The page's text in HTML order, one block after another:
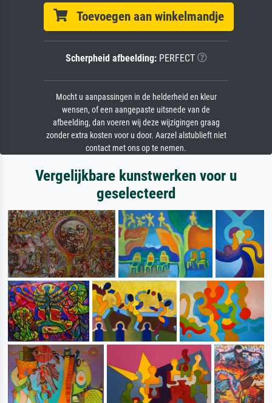
Toevoegen aan winkelmandje
Scherpheid afbeelding:PERFECT
Mocht u aanpassingen in de helderheid en kleur
wensen, of een aangepaste uitsnede van de
afbeelding, dan voeren wij deze wijzigingen graag
zonder extra kosten voor u door. Aarzel alstublieft niet
contact met ons op te nemen.
Vergelijkbare kunstwerken voor u
geselecteerd